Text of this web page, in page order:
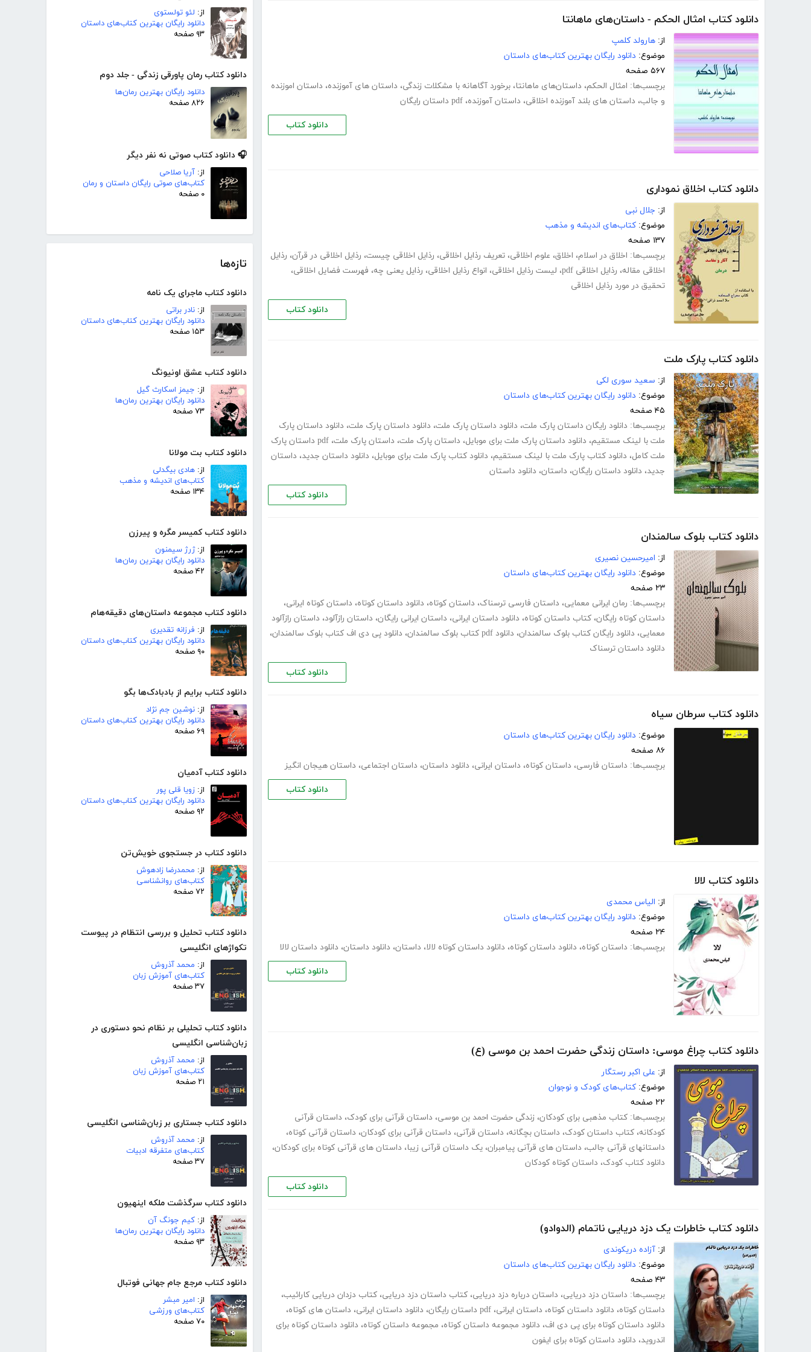
از: لئو تولستوی
دانلود رایگان بهترین کتاب‌های داستان
۹۳ صفحه
دانلود کتاب رمان پاورقی زندگی - جلد دوم
دانلود رایگان بهترین رمان‌ها
۸۲۶ صفحه
🎧 دانلود کتاب صوتی نه نفر دیگر
از: آریا صلاحی
کتاب‌های صوتی رایگان داستان و رمان
۰ صفحه
تازه‌ها
دانلود کتاب ماجرای یک نامه
از: نادر براتی
دانلود رایگان بهترین کتاب‌های داستان
۱۵۳ صفحه
دانلود کتاب عشق اونیونگ
از: جیمز اسکارث گیل
دانلود رایگان بهترین رمان‌ها
۷۳ صفحه
دانلود کتاب بت مولانا
از: هادی بیگدلی
کتاب‌های اندیشه و مذهب
۱۳۴ صفحه
دانلود کتاب کمیسر مگره و پیرزن
از:ژرژ سیمنون
دانلود رایگان بهترین رمان‌ها
۴۲ صفحه
دانلود کتاب مجموعه داستان‌های دقیقه‌هام
از: فرزانه تقدیری
دانلود رایگان بهترین کتاب‌های داستان
۹۰ صفحه
دانلود کتاب برایم از بادبادک‌ها بگو
از: نوشین جم نژاد
دانلود رایگان بهترین کتاب‌های داستان
۶۹ صفحه
دانلود کتاب آدمیان
از: زویا قلی پور
دانلود رایگان بهترین کتاب‌های داستان
۹۲ صفحه
دانلود کتاب در جستجوی خویش‌تن
از: محمدرضا زادهوش
کتاب‌های روانشناسی
۷۲ صفحه
دانلود کتاب تحلیل و بررسی انتظام در پیوست
تکواژهای انگلیسی
از: محمد آذروش
کتاب‌های آموزش زبان
۳۷ صفحه
دانلود کتاب تحلیلی بر نظام نحو دستوری در
زبان‌شناسی انگلیسی
از: محمد آذروش
کتاب‌های آموزش زبان
۲۱ صفحه
دانلود کتاب جستاری بر زبان‌شناسی انگلیسی
از: محمد آذروش
کتاب‌های متفرقه ادبیات
۳۷ صفحه
دانلود کتاب سرگذشت ملکه اینهیون
از: کیم جونگ آن
دانلود رایگان بهترین رمان‌ها
۹۳ صفحه
دانلود کتاب مرجع جام جهانی فوتبال
از: امیر مبشر
کتاب‌های ورزشی
۷۰ صفحه
دانلود کتاب امثال الحکم - داستان‌های ماهانتا
از: هارولد کلمپ
موضوع: دانلود رایگان بهترین کتاب‌های داستان
۵۶۷ صفحه
برچسب‌ها: امثال الحکم، داستان‌های ماهانتا، برخورد آگاهانه با مشکلات زندگی، داستان های آموزنده، داستان اموزنده
و جالب، داستان های بلند آموزنده اخلاقی، داستان آموزنده، pdf داستان رایگان
دانلود کتاب
دانلود کتاب اخلاق نموداری
از: جلال نبی
موضوع: کتاب‌های اندیشه و مذهب
۱۳۷ صفحه
برچسب‌ها: اخلاق در اسلام، اخلاق، علوم اخلاقی، تعریف رذایل اخلاقی، رذایل اخلاقی چیست، رذایل اخلاقی در قرآن، رذایل
اخلاقی مقاله، رذایل اخلاقی pdf ، لیست رذایل اخلاقی، انواع رذایل اخلاقی، رذایل یعنی چه، فهرست فضایل اخلاقی،
تحقیق در مورد رذایل اخلاقی
دانلود کتاب
دانلود کتاب پارک ملت
از: سعید سوری لکی
موضوع: دانلود رایگان بهترین کتاب‌های داستان
۴۵ صفحه
برچسب‌ها: دانلود رایگان داستان پارک ملت، دانلود داستان پارک ملت، دانلود داستان پارک ملت، دانلود داستان پارک
ملت با لینک مستقیم، دانلود داستان پارک ملت برای موبایل، داستان پارک ملت، داستان پارک ملت،
pdf داستان پارک
ملت کامل، دانلود کتاب پارک ملت با لینک مستقیم، دانلود کتاب پارک ملت برای موبایل، دانلود داستان جدید، داستان
جدید، دانلود داستان رایگان، داستان، دانلود داستان
دانلود کتاب
دانلود کتاب بلوک سالمندان
از: امیرحسین نصیری
موضوع: دانلود رایگان بهترین کتاب‌های داستان
۲۳ صفحه
برچسب‌ها: رمان ایرانی معمایی، داستان فارسی ترسناک، داستان کوتاه، دانلود داستان کوتاه، داستان کوتاه ایرانی،
داستان کوتاه رایگان، کتاب داستان کوتاه، دانلود داستان ایرانی، داستان ایرانی رایگان، داستان رازآلود، داستان رازآلود
معمایی، دانلود رایگان کتاب بلوک سالمندان، دانلود pdf کتاب بلوک سالمندان ، دانلود پی دی اف کتاب بلوک سالمندان،
دانلود داستان ترسناک
دانلود کتاب
دانلود کتاب سرطان سیاه
موضوع: دانلود رایگان بهترین کتاب‌های داستان
۸۶ صفحه
برچسب‌ها: داستان فارسی، داستان کوتاه، داستان ایرانی، دانلود داستان، داستان اجتماعی، داستان هیجان انگیز
دانلود کتاب
دانلود کتاب لالا
از: الیاس محمدی
موضوع: دانلود رایگان بهترین کتاب‌های داستان
۲۴ صفحه
برچسب‌ها: داستان کوتاه، دانلود داستان کوتاه، دانلود داستان کوتاه لالا، داستان، دانلود داستان، دانلود داستان لالا
دانلود کتاب
دانلود کتاب چراغ موسی: داستان زندگی حضرت احمد بن موسی (ع)
از: علی اکبر رستگار
موضوع: کتاب‌های کودک و نوجوان
۲۲ صفحه
برچسب‌ها: کتاب مذهبی برای کودکان، زندگی حضرت احمد بن موسی، داستان قرآنی برای کودک، داستان قرآنی
کودکانه، کتاب داستان کودک، داستان بچگانه، داستان قرآنی، داستان قرآنی برای کودکان، داستان قرآنی کوتاه،
داستانهای قرآنی جالب، داستان های قرآنی پیامبران، یک داستان قرآنی زیبا، داستان های قرآنی کوتاه برای کودکان،
دانلود کتاب کودک، داستان کوتاه کودکان
دانلود کتاب
دانلود کتاب خاطرات یک دزد دریایی ناتمام (الدوادو)
از: آزاده دریکوندی
موضوع: دانلود رایگان بهترین کتاب‌های داستان
۴۳ صفحه
برچسب‌ها: داستان دزد دریایی، داستان درباره دزد دریایی، کتاب داستان دزد دریایی، کتاب دزدان دریایی کارائیب،
داستان کوتاه، دانلود داستان کوتاه، داستان ایرانی، pdf داستان رایگان ، دانلود داستان ایرانی، داستان های کوتاه،
دانلود داستان کوتاه برای پی دی اف، دانلود مجموعه داستان کوتاه، مجموعه داستان کوتاه، دانلود داستان کوتاه برای
اندروید، دانلود داستان کوتاه برای ایفون